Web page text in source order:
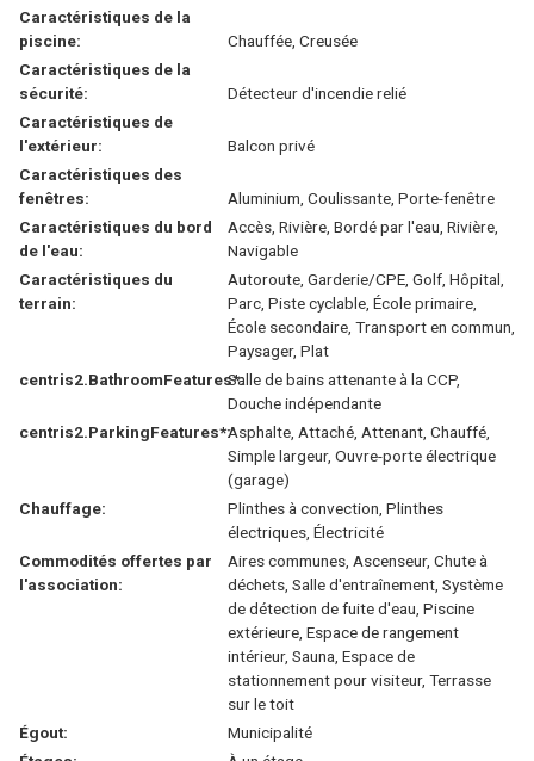
Caractéristiques de la
piscine:
Chauffée, Creusée
Caractéristiques de la
sécurité:
Détecteur d'incendie relié
Caractéristiques de
l'extérieur:
Balcon privé
Caractéristiques des
fenêtres:
Aluminium, Coulissante, Porte-fenêtre
Caractéristiques du bord
de l'eau:
Accès, Rivière, Bordé par l'eau, Rivière,
Navigable
Caractéristiques du
terrain:
Autoroute, Garderie/CPE, Golf, Hôpital,
Parc, Piste cyclable, École primaire,
École secondaire, Transport en commun,
Paysager, Plat
centris2.BathroomFeatures*:Salle de bains attenante à la CCP,
Douche indépendante
centris2.ParkingFeatures*:Asphalte, Attaché, Attenant, Chauffé,
Simple largeur, Ouvre-porte électrique
(garage)
Chauffage:
Plinthes à convection, Plinthes
électriques, Électricité
Commodités offertes par
l'association:
Aires communes, Ascenseur, Chute à
déchets, Salle d'entraînement, Système
de détection de fuite d'eau, Piscine
extérieure, Espace de rangement
intérieur, Sauna, Espace de
stationnement pour visiteur, Terrasse
sur le toit
Égout:
Municipalité